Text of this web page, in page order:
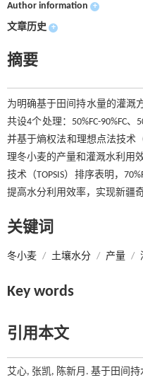
Author information +
文章历史 +
摘要
为明确基于田间持水量的灌溉
共设4个处理：50%FC-90%FC
并基于熵权法和理想点法技术（
理冬小麦的产量和灌溉水利用
技术（TOPSIS）排序表明，
提高水分利用效率，实现新疆
关键词
冬小麦 / 土壤水分 / 产量 /
Key words
引用本文
艾心, 张凯, 陈新月. 基于田间